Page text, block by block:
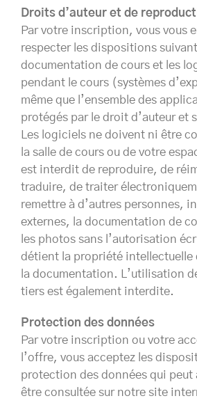
Droits d’auteur et de
Par votre inscription, vous vous
respecter les dispositions
documentation de cours et les
pendant le cours (systèmes
même que l’ensemble des
protégés par le droit d’auteur et
Les logiciels ne doivent ni être
la salle de cours ou de votre
est interdit de reproduire, de
traduire, de traiter
remettre à d’autres personnes,
externes, la documentation de
les photos sans l’autorisation
détient la propriété intellectuelle
la documentation. L’utilisation
tiers est également interdite.
Protection des données
Par votre inscription ou votre
l’offre, vous acceptez les
protection des données qui peut
être consultée sur notre site